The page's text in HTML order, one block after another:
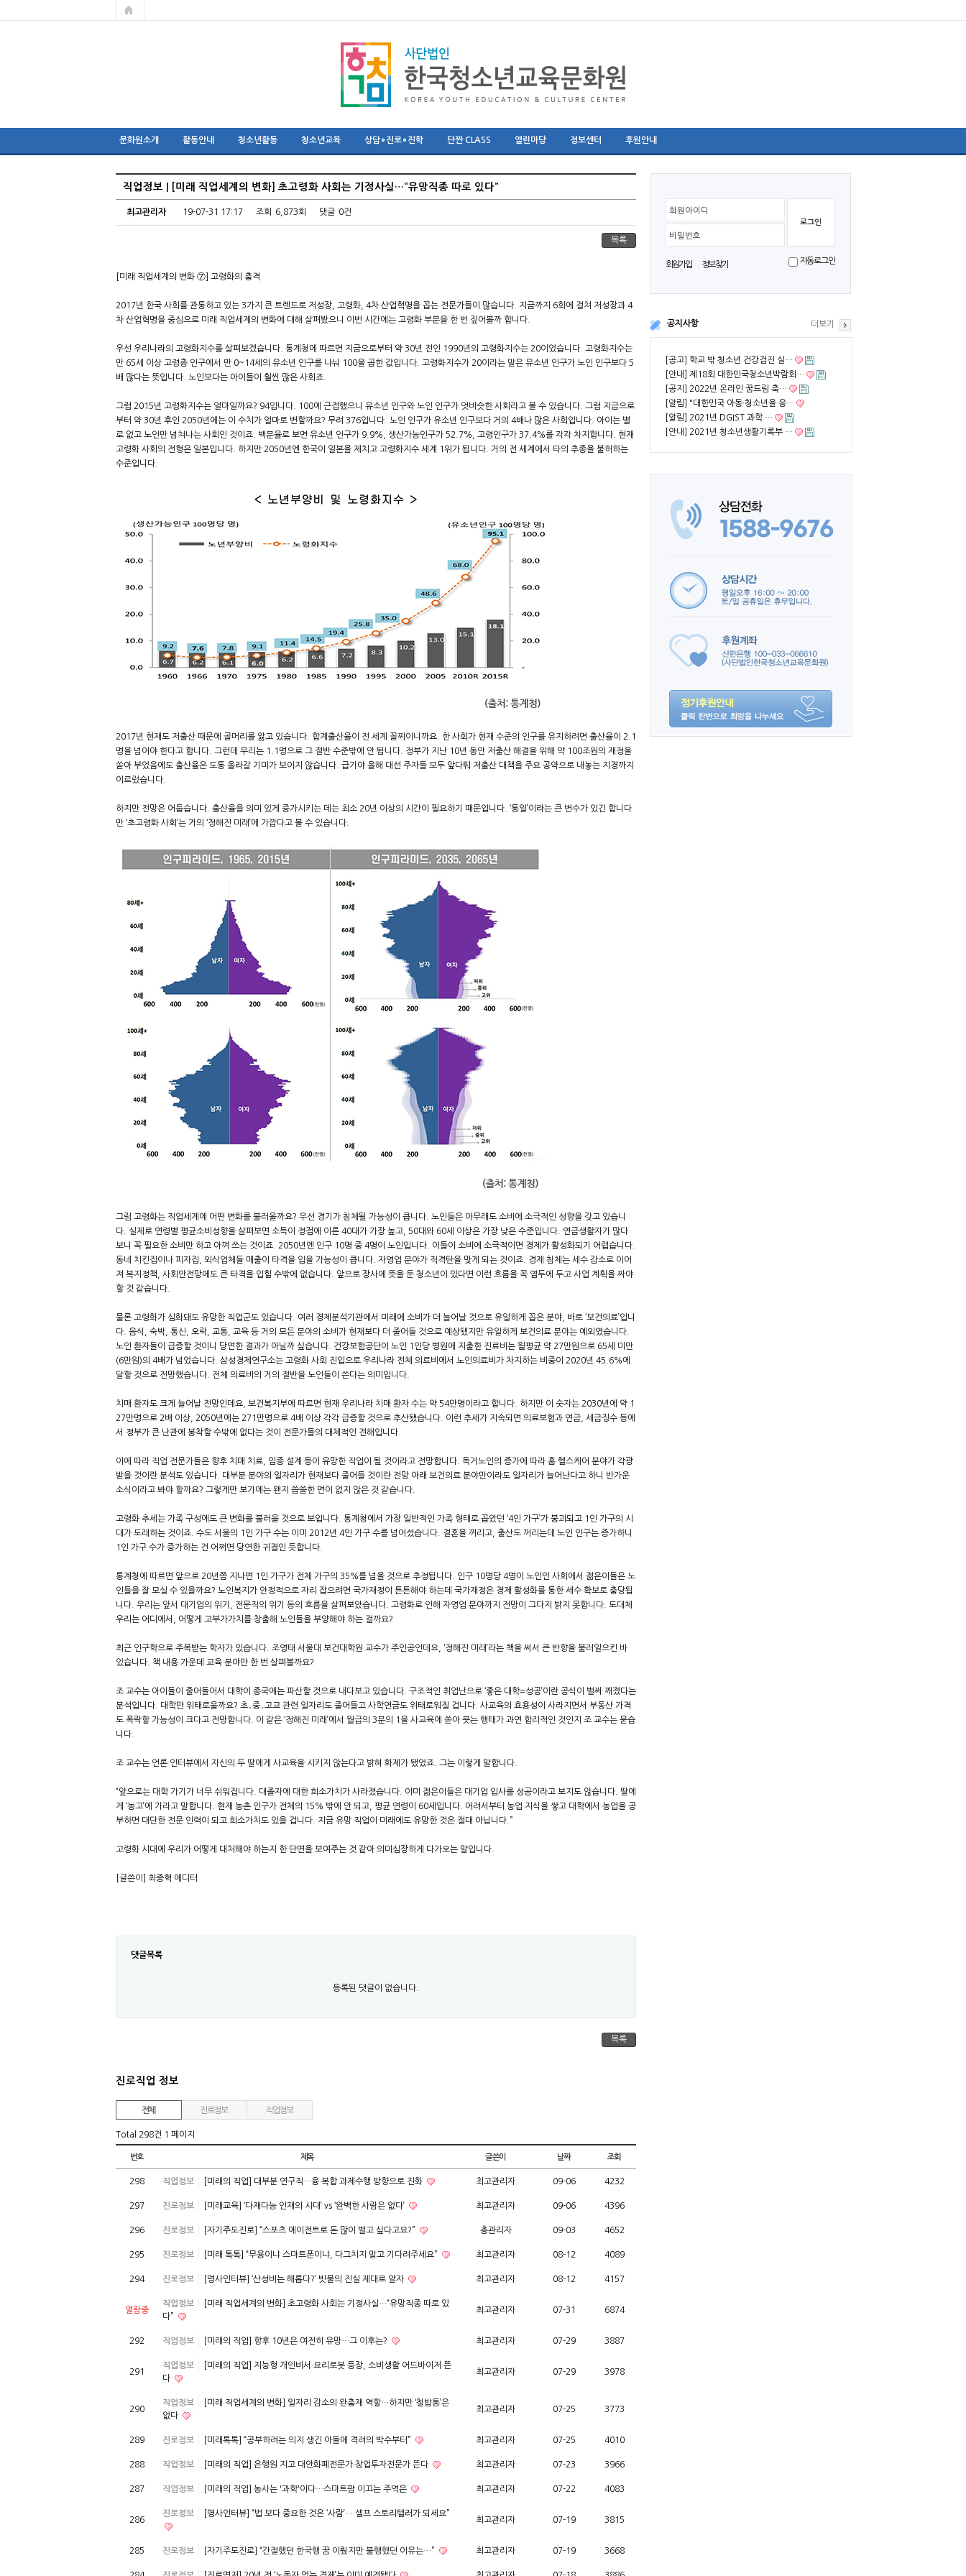
문화원소개 활동안내 청소년활동 청소년교육 상담∘진로∘진학 단짠 CLASS 열린마당 정보센터 후원안내
회원아이디
비밀번호
회원가입 정보찾기 자동로그인
공지사항
[공고] 학교 밖 청소년 건강검진 실…
[안내] 제18회 대한민국청소년박람회…
[공지] 2022년 온라인 꿈드림 축…
[알림] "대한민국 아동·청소년을 응…
[알림] 2021년 DGIST 과학 …
[안내] 2021년 청소년생활기록부 …
더보기
직업정보 | [미래 직업세계의 변화] 초고령화 사회는 기정사실…“유망직종 따로 있다”
최고관리자 19-07-31 17:17 조회 6,873회 댓글 0건
목록
[미래 직업세계의 변화 ⑦] 고령화의 충격
2017년 한국 사회를 관통하고 있는 3가지 큰 트렌드로 저성장, 고령화, 4차 산업혁명을 꼽는 전문가들이 많습니다. 지금까지 6회에 걸쳐 저성장과 4
차 산업혁명을 중심으로 미래 직업세계의 변화에 대해 살펴봤으니 이번 시간에는 고령화 부분을 한 번 짚어볼까 합니다.
우선 우리나라의 고령화지수를 살펴보겠습니다. 통계청에 따르면 지금으로부터 약 30년 전인 1990년의 고령화지수는 20이었습니다. 고령화지수는
만 65세 이상 고령층 인구에서 만 0~14세의 유소년 인구를 나눠 100을 곱한 값입니다. 고령화지수가 20이라는 말은 유소년 인구가 노인 인구보다 5
배 많다는 뜻입니다. 노인보다는 아이들이 훨씬 많은 사회죠.
그럼 2015년 고령화지수는 얼마일까요? 94입니다. 100에 근접했으니 유소년 인구와 노인 인구가 엇비슷한 사회라고 볼 수 있습니다. 그럼 지금으로
부터 약 30년 후인 2050년에는 이 수치가 얼마로 변할까요? 무려 376입니다. 노인 인구가 유소년 인구보다 거의 4배나 많은 사회입니다. 아이는 별
로 없고 노인만 넘쳐나는 사회인 것이죠. 백분율로 보면 유소년 인구가 9.9%, 생산가능인구가 52.7%, 고령인구가 37.4%를 각각 차지합니다. 현재
고령화 사회의 전형은 일본입니다. 하지만 2050년엔 한국이 일본을 제치고 고령화지수 세계 1위가 됩니다. 거의 전 세계에서 타의 추종을 불허하는
수준입니다.
2017년 현재도 저출산 때문에 골머리를 앓고 있습니다. 합계출산율이 전 세계 꼴찌이니까요. 한 사회가 현재 수준의 인구를 유지하려면 출산율이 2.1
명을 넘어야 한다고 합니다. 그런데 우리는 1.1명으로 그 절반 수준밖에 안 됩니다. 정부가 지난 10년 동안 저출산 해결을 위해 약 100조원의 재정을
쏟아 부었음에도 출산율은 도통 올라갈 기미가 보이지 않습니다. 급기야 올해 대선 주자들 모두 앞다퉈 저출산 대책을 주요 공약으로 내놓는 지경까지
이르렀습니다.
하지만 전망은 어둡습니다. 출산율을 의미 있게 증가시키는 데는 최소 20년 이상의 시간이 필요하기 때문입니다. ‘통일’이라는 큰 변수가 있긴 합니다
만 ‘초고령화 사회’는 거의 ‘정해진 미래’에 가깝다고 볼 수 있습니다.
그럼 고령화는 직업세계에 어떤 변화를 불러올까요? 우선 경기가 침체될 가능성이 큽니다. 노인들은 아무래도 소비에 소극적인 성향을 갖고 있습니
다. 실제로 연령별 평균소비성향을 살펴보면 소득이 정점에 이른 40대가 가장 높고, 50대와 60세 이상은 가장 낮은 수준입니다. 연금생활자가 많다
보니 꼭 필요한 소비만 하고 아껴 쓰는 것이죠. 2050년엔 인구 10명 중 4명이 노인입니다. 이들이 소비에 소극적이면 경제가 활성화되기 어렵습니다.
동네 치킨집이나 피자집, 외식업체들 매출이 타격을 입을 가능성이 큽니다. 자영업 분야가 직격탄을 맞게 되는 것이죠. 경제 침체는 세수 감소로 이어
져 복지정책, 사회안전망에도 큰 타격을 입힐 수밖에 없습니다. 앞으로 장사에 뜻을 둔 청소년이 있다면 이런 흐름을 꼭 염두에 두고 사업 계획을 짜야
할 것 같습니다.
물론 고령화가 심화돼도 유망한 직업군도 있습니다. 여러 경제분석기관에서 미래에 소비가 더 늘어날 것으로 유일하게 꼽은 분야, 바로 ‘보건의료’입니
다. 음식, 숙박, 통신, 오락, 교통, 교육 등 거의 모든 분야의 소비가 현재보다 더 줄어들 것으로 예상됐지만 유일하게 보건의료 분야는 예외였습니다.
노인 환자들이 급증할 것이니 당연한 결과가 아닐까 싶습니다. 건강보험공단이 노인 1인당 병원에 지출한 진료비는 월평균 약 27만원으로 65세 미만
(6만원)의 4배가 넘었습니다. 삼성경제연구소는 고령화 사회 진입으로 우리나라 전체 의료비에서 노인의료비가 차지하는 비중이 2020년 45.6%에
달할 것으로 전망했습니다. 전체 의료비의 거의 절반을 노인들이 쓴다는 의미입니다.
치매 환자도 크게 늘어날 전망인데요, 보건복지부에 따르면 현재 우리나라 치매 환자 수는 약 54만명이라고 합니다. 하지만 이 숫자는 2030년에 약 1
27만명으로 2배 이상, 2050년에는 271만명으로 4배 이상 각각 급증할 것으로 추산됐습니다. 이런 추세가 지속되면 의료보험과 연금, 세금징수 등에
서 정부가 큰 난관에 봉착할 수밖에 없다는 것이 전문가들의 대체적인 견해입니다.
이에 따라 직업 전문가들은 향후 치매 치료, 임종 설계 등이 유망한 직업이 될 것이라고 전망합니다. 독거노인의 증가에 따라 홈 헬스케어 분야가 각광
받을 것이란 분석도 있습니다. 대부분 분야의 일자리가 현재보다 줄어들 것이란 전망 아래 보건의료 분야만이라도 일자리가 늘어난다고 하니 반가운
소식이라고 봐야 할까요? 그렇게만 보기에는 왠지 씁쓸한 면이 없지 않은 것 같습니다.
고령화 추세는 가족 구성에도 큰 변화를 불러올 것으로 보입니다. 통계청에서 가장 일반적인 가족 형태로 꼽았던 ‘4인 가구’가 붕괴되고 1인 가구의 시
대가 도래하는 것이죠. 수도 서울의 1인 가구 수는 이미 2012년 4인 가구 수를 넘어섰습니다. 결혼을 꺼리고, 출산도 꺼리는데 노인 인구는 증가하니
1인 가구 수가 증가하는 건 어쩌면 당연한 귀결인 듯합니다.
통계청에 따르면 앞으로 20년쯤 지나면 1인 가구가 전체 가구의 35%를 넘을 것으로 추정됩니다. 인구 10명당 4명이 노인인 사회에서 젊은이들은 노
인들을 잘 모실 수 있을까요? 노인복지가 안정적으로 자리 잡으려면 국가재정이 튼튼해야 하는데 국가재정은 경제 활성화를 통한 세수 확보로 충당됩
니다. 우리는 앞서 대기업의 위기, 전문직의 위기 등의 흐름을 살펴보았습니다. 고령화로 인해 자영업 분야까지 전망이 그다지 밝지 못합니다. 도대체
우리는 어디에서, 어떻게 고부가가치를 창출해 노인들을 부양해야 하는 걸까요?
최근 인구학으로 주목받는 학자가 있습니다. 조영태 서울대 보건대학원 교수가 주인공인데요, ‘정해진 미래’라는 책을 써서 큰 반향을 불러일으킨 바
있습니다. 책 내용 가운데 교육 분야만 한 번 살펴볼까요?
조 교수는 아이들이 줄어들어서 대학이 종국에는 파산할 것으로 내다보고 있습니다. 구조적인 취업난으로 ‘좋은 대학=성공’이란 공식이 벌써 깨졌다는
분석입니다. 대학만 위태로울까요? 초․중․고교 관련 일자리도 줄어들고 사학연금도 위태로워질 겁니다. 사교육의 효용성이 사라지면서 부동산 가격
도 폭락할 가능성이 크다고 전망합니다. 이 같은 ‘정해진 미래’에서 월급의 3분의 1을 사교육에 쏟아 붓는 행태가 과연 합리적인 것인지 조 교수는 묻습
니다.
조 교수는 언론 인터뷰에서 자신의 두 딸에게 사교육을 시키지 않는다고 밝혀 화제가 됐었죠. 그는 이렇게 말합니다.
“앞으로는 대학 가기가 너무 쉬워집니다. 대졸자에 대한 희소가치가 사라졌습니다. 이미 젊은이들은 대기업 입사를 성공이라고 보지도 않습니다. 딸에
게 ‘농고’에 가라고 말합니다. 현재 농촌 인구가 전체의 15% 밖에 안 되고, 평균 연령이 60세입니다. 어려서부터 농업 지식을 쌓고 대학에서 농업을 공
부하면 대단한 전문 인력이 되고 희소가치도 있을 겁니다. 지금 유망 직업이 미래에도 유망한 것은 절대 아닙니다.”
고령화 시대에 우리가 어떻게 대처해야 하는지 한 단면을 보여주는 것 같아 의미심장하게 다가오는 말입니다.
[글쓴이] 최중혁 에디터
댓글목록
등록된 댓글이 없습니다.
목록
진로직업 정보
전체 진로정보 직업정보
Total 298건 1 페이지
번호 제목 글쓴이 날짜 조회
298 직업정보 [미래의 직업] 대부분 연구직…융·복합 과제수행 방향으로 진화 최고관리자 09-06 4232
297 진로정보 [미래교육] ‘다재다능 인재의 시대’ vs ‘완벽한 사람은 없다’ 최고관리자 09-06 4396
296 진로정보 [자기주도진로] “스포츠 에이전트로 돈 많이 벌고 싶다고요?” 총관리자 09-03 4652
295 진로정보 [미래 톡톡] “무용이냐 스마트폰이냐, 다그치지 말고 기다려주세요” 최고관리자 08-12 4089
294 진로정보 [명사인터뷰] ‘산성비는 해롭다?’ 빗물의 진실 제대로 알자 최고관리자 08-12 4157
열람중
직업정보
[미래 직업세계의 변화] 초고령화 사회는 기정사실…“유망직종 따로 있
다”
최고관리자 07-31 6874
292 직업정보 [미래의 직업] 향후 10년은 여전히 유망…그 이후는? 최고관리자 07-29 3887
291
직업정보
[미래의 직업] 지능형 개인비서·요리로봇 등장, 소비생활 어드바이저 뜬
다
최고관리자 07-29 3978
290
직업정보
[미래 직업세계의 변화] 일자리 감소의 완충재 역할…하지만 ‘철밥통’은
없다
최고관리자 07-25 3773
289 진로정보 [미래톡톡] “공부하려는 의지 생긴 아들에 격려의 박수부터” 최고관리자 07-25 4010
288 직업정보 [미래의 직업] 은행원 지고 대안화폐전문가·창업투자전문가 뜬다 최고관리자 07-23 3966
287 직업정보 [미래의 직업] 농사는 '과학'이다…스마트팜 이끄는 주역은 최고관리자 07-22 4083
286
진로정보 [명사인터뷰] “법 보다 중요한 것은 ‘사람’… 셀프 스토리텔러가 되세요”
최고관리자 07-19 3815
285 진로정보 [자기주도진로] “간절했던 한국행 꿈 이뤘지만 불행했던 이유는…” 최고관리자 07-19 3668